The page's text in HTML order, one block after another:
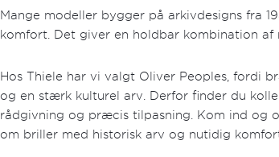
Mange modeller bygger på arkivdesigns fra
komfort. Det giver en holdbar kombination
Hos Thiele har vi valgt Oliver Peoples, fordi
og en stærk kulturel arv. Derfor finder du
rådgivning og præcis tilpasning. Kom ind og
om briller med historisk arv og nutidig